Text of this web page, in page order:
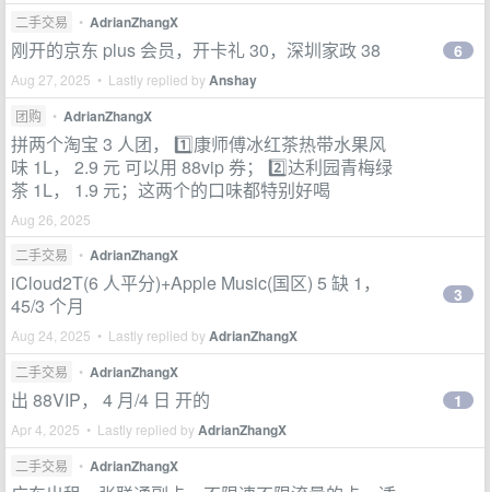
二手交易 • AdrianZhangX
刚开的京东 plus 会员，开卡礼 30，深圳家政 38
Aug 27, 2025 • Lastly replied byAnshay
6
团购 • AdrianZhangX
拼两个淘宝 3 人团， 1️⃣康师傅冰红茶热带水果风
味 1L， 2.9 元 可以用 88vip 券； 2️⃣达利园青梅绿
茶 1L， 1.9 元；这两个的口味都特别好喝
Aug 26, 2025
二手交易
• AdrianZhangX
iCloud2T(6 人平分)+Apple Music(国区) 5 缺 1，
45/3 个月
Aug 24, 2025 • Lastly replied byAdrianZhangX
3
二手交易 • AdrianZhangX
出 88VIP， 4 月/4 日 开的
Apr 4, 2025 • Lastly replied byAdrianZhangX
1
二手交易 • AdrianZhangX